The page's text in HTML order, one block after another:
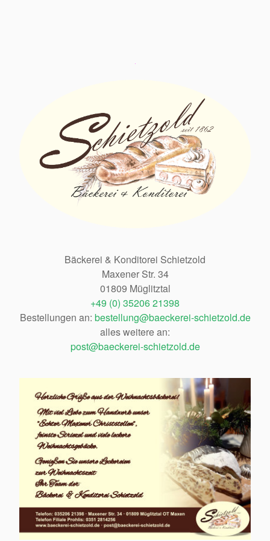
Bäckerei & Konditorei Schietzold
Maxener Str. 34
01809 Müglitztal
+49 (0) 35206 21398
Bestellungen an: bestellung@baeckerei-schietzold.de
alles weitere an:
post@baeckerei-schietzold.de